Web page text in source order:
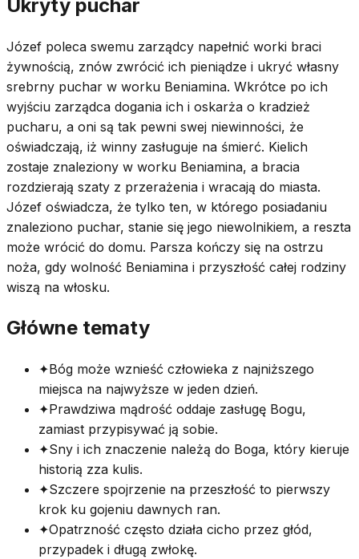
Ukryty puchar
Józef poleca swemu zarządcy napełnić worki braci
żywnością, znów zwrócić ich pieniądze i ukryć własny
srebrny puchar w worku Beniamina. Wkrótce po ich
wyjściu zarządca dogania ich i oskarża o kradzież
pucharu, a oni są tak pewni swej niewinności, że
oświadczają, iż winny zasługuje na śmierć. Kielich
zostaje znaleziony w worku Beniamina, a bracia
rozdzierają szaty z przerażenia i wracają do miasta.
Józef oświadcza, że tylko ten, w którego posiadaniu
znaleziono puchar, stanie się jego niewolnikiem, a reszta
może wrócić do domu. Parsza kończy się na ostrzu
noża, gdy wolność Beniamina i przyszłość całej rodziny
wiszą na włosku.
Główne tematy
✦Bóg może wznieść człowieka z najniższego
miejsca na najwyższe w jeden dzień.
✦Prawdziwa mądrość oddaje zasługę Bogu,
zamiast przypisywać ją sobie.
✦Sny i ich znaczenie należą do Boga, który kieruje
historią zza kulis.
✦Szczere spojrzenie na przeszłość to pierwszy
krok ku gojeniu dawnych ran.
✦Opatrzność często działa cicho przez głód,
przypadek i długą zwłokę.